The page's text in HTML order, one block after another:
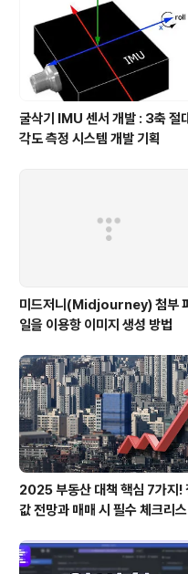
굴삭기 IMU 센서 개발 : 3축 절
각도 측정 시스템 개발 기획
미드저니(Midjourney) 첨부
일을 이용항 이미지 생성 방법
2025 부동산 대책 핵심 7가지!
값 전망과 매매 시 필수 체크리스